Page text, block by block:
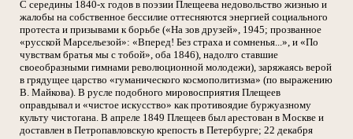
С середины 1840-х годов в поэзии Плещеева недовольство жизнью и
жалобы на собственное бессилие оттесняются энергией социального
протеста и призывами к борьбе («На зов друзей», 1945; прозванное
«русской Марсельезой»: «Вперед! Без страха и сомненья...», и «По
чувствам братья мы с тобой», оба 1846), надолго ставшие
своеобразными гимнами революционной молодежи), заряжаясь верой
в грядущее царство «гуманического космополитизма» (по выражению
В. Майкова). В русле подобного мировосприятия Плещеев
оправдывал и «чистое искусство» как противоядие буржуазному
культу чистогана. В апреле 1849 Плещеев был арестован в Москве и
доставлен в Петропавловскую крепость в Петербурге; 22 декабря